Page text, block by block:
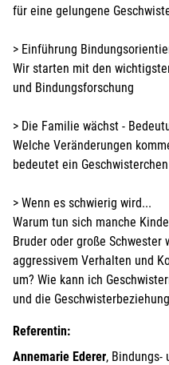
für eine gelungene
> Einführung
Wir starten mit den
und Bindungsforschung
> Die Familie wächst -
Welche Veränderungen
bedeutet ein
> Wenn es schwierig wird...
Warum tun sich manche
Bruder oder große Schwester
aggressivem Verhalten und
um? Wie kann ich
und die
Referentin:
Annemarie Ederer, Bindungs-